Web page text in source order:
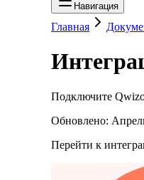
Навигация
Главная
Подключите
Обновлено:
Перейти к